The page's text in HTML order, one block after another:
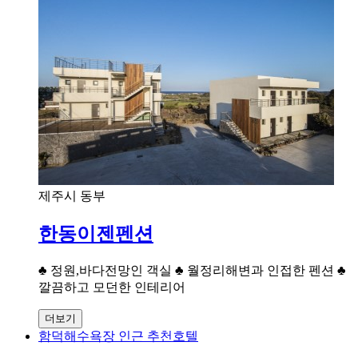
제주시 동부
한동이젠펜션
♣ 정원,바다전망인 객실 ♣ 월정리해변과 인접한 펜션 ♣
깔끔하고 모던한 인테리어
더보기
함덕해수욕장 인근 추천호텔